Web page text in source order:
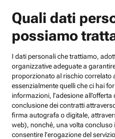
Quali dati
possiamo
I dati personali che trattiamo,
organizzative adeguate a
proporzionato al rischio correlato
essenzialmente quelli che ci hai
informazioni, l’adesione
conclusione dei contratti
firma autografa o digitale,
web), nonché, una volta
consentire l’erogazione del